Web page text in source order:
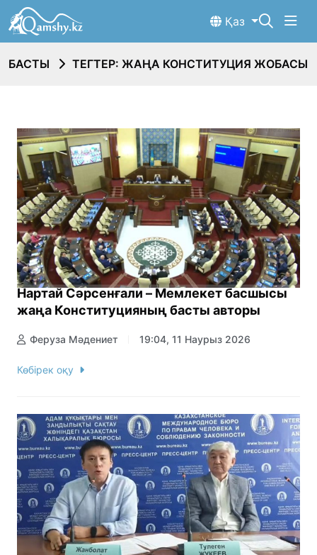
Қаз
БАСТЫ ТЕГТЕР: ЖАҢА КОНСТИТУЦИЯ ЖОБАСЫ
Нартай Сәрсенғали – Мемлекет басшысы
жаңа Конституцияның басты авторы
Феруза Мәдениет 19:04, 11 Наурыз 2026
Көбірек оқу